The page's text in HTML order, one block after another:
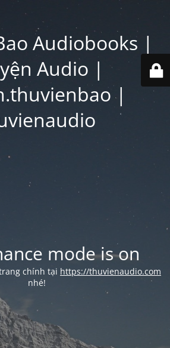
Audiobooks |
Audio |
|
mode is on
chính tại https://thuvienaudio.com
nhé!